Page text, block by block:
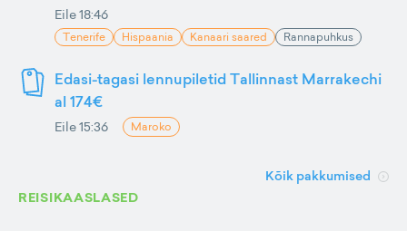
Eile 18:46
Tenerife Hispaania Kanaari saared Rannapuhkus
Edasi-tagasi lennupiletid Tallinnast Marrakechi
al 174€
Eile 15:36 Maroko
Kõik pakkumised
REISIKAASLASED